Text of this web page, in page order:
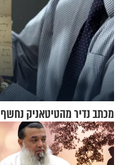
מכתב נדיר מהטיטאניק נחשף 113 שנים אחרי האסון